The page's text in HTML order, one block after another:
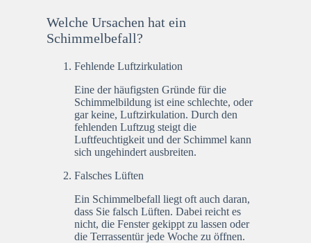
Welche Ursachen hat ein
Schimmelbefall?
Fehlende Luftzirkulation
Eine der häufigsten Gründe für die
Schimmelbildung ist eine schlechte, oder
gar keine, Luftzirkulation. Durch den
fehlenden Luftzug steigt die
Luftfeuchtigkeit und der Schimmel kann
sich ungehindert ausbreiten.
Falsches Lüften
Ein Schimmelbefall liegt oft auch daran,
dass Sie falsch Lüften. Dabei reicht es
nicht, die Fenster gekippt zu lassen oder
die Terrassentür jede Woche zu öffnen.